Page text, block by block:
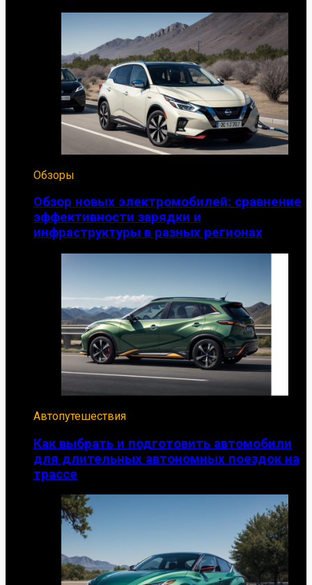
Обзоры
Обзор новых электромобилей: сравнение
эффективности зарядки и
инфраструктуры в разных регионах
Автопутешествия
Как выбрать и подготовить автомобили
для длительных автономных поездок на
трассе